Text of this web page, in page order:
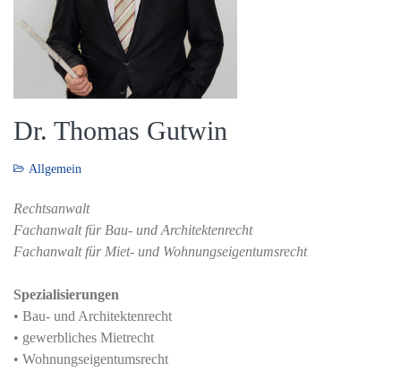
Dr. Thomas Gutwin
Allgemein
Rechtsanwalt
Fachanwalt für Bau- und Architektenrecht
Fachanwalt für Miet- und Wohnungseigentumsrecht
Spezialisierungen
• Bau- und Architektenrecht
• gewerbliches Mietrecht
• Wohnungseigentumsrecht